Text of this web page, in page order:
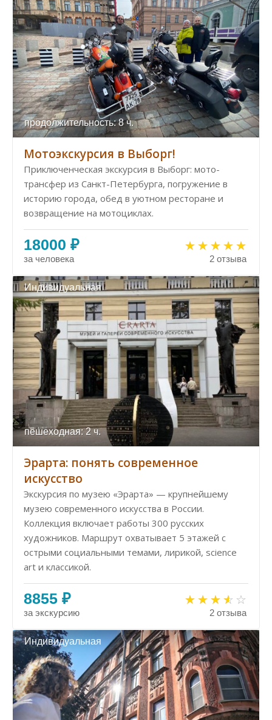
продолжительность: 8 ч.
Мотоэкскурсия в Выборг!
Приключенческая экскурсия в Выборг: мото-
трансфер из Санкт-Петербурга, погружение в
историю города, обед в уютном ресторане и
возвращение на мотоциклах.
18000 ₽
за человека 2 отзыва
Индивидуальная
пешеходная: 2 ч.
Эрарта: понять современное
искусство
Экскурсия по музею «Эрарта» — крупнейшему
музею современного искусства в России.
Коллекция включает работы 300 русских
художников. Маршрут охватывает 5 этажей с
острыми социальными темами, лирикой, science
art и классикой.
8855 ₽
за экскурсию 2 отзыва
Индивидуальная